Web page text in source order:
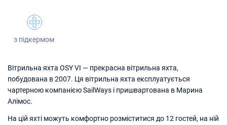
з підкермом
Вітрильна яхта OSY VI — прекрасна вітрильна яхта,
побудована в 2007. Ця вітрильна яхта експлуатується
чартерною компанією SailWays і пришвартована в Марина
Алімос.
На цій яхті можуть комфортно розміститися до 12 гостей, на ній